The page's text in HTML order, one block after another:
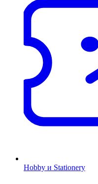
Hobby и Stationery